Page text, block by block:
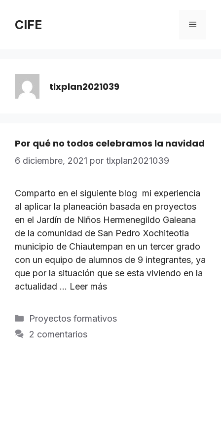
CIFE Menú
tlxplan2021039
Por qué no todos celebramos la navidad
6 diciembre, 2021 por tlxplan2021039
Comparto en el siguiente blog mi experiencia
al aplicar la planeación basada en proyectos
en el Jardín de Niños Hermenegildo Galeana
de la comunidad de San Pedro Xochiteotla
municipio de Chiautempan en un tercer grado
con un equipo de alumnos de 9 integrantes, ya
que por la situación que se esta viviendo en la
actualidad … Leer más
Categorías
Proyectos formativos
2 comentarios